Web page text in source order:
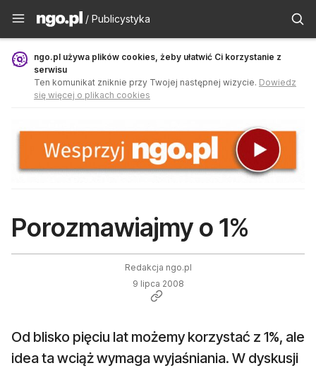
Publicystyka - ngo.pl
/ Publicystyka
ngo.pl używa plików cookies, żeby ułatwić Ci korzystanie z
serwisu
Ten komunikat zniknie przy Twojej następnej wizycie. Dowiedz
się więcej o plikach cookies
Porozmawiajmy o 1%
Redakcja ngo.pl
9 lipca 2008
Od blisko pięciu lat możemy korzystać z 1%, ale
idea ta wciąż wymaga wyjaśniania. W dyskusji